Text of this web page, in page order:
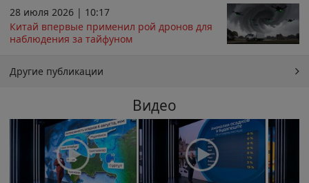
28 июля 2026 | 10:17
Китай впервые применил рой дронов для
наблюдения за тайфуном
Другие публикации
Видео